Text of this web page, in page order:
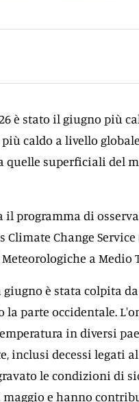
è stato il giugno più
caldo a livello
quelle superficiali del
il programma di
Climate Change
a Medio
giugno è stata colpita
la parte occidentale.
in diversi
inclusi decessi legati
le condizioni di
maggio e hanno